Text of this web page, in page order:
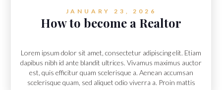
JANUARY 23, 2026
How to become a Realtor
Lorem ipsum dolor sit amet, consectetur adipiscing elit. Etiam
dapibus nibh id ante blandit ultrices. Vivamus maximus auctor
est, quis efficitur quam scelerisque a. Aenean accumsan
scelerisque quam, sed aliquet odio viverra a. Proin mattis